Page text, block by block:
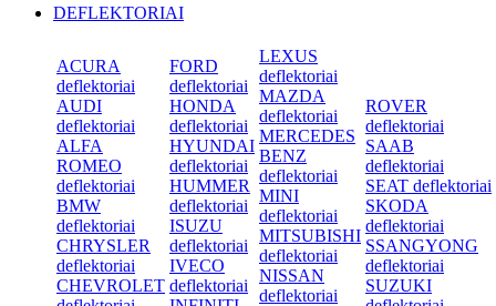
DEFLEKTORIAI
ACURA
deflektoriai
AUDI
deflektoriai
ALFA
ROMEO
deflektoriai
BMW
deflektoriai
CHRYSLER
deflektoriai
CHEVROLET
FORD
deflektoriai
HONDA
deflektoriai
HYUNDAI
deflektoriai
HUMMER
deflektoriai
ISUZU
deflektoriai
IVECO
deflektoriai
LEXUS
deflektoriai
MAZDA
deflektoriai
MERCEDES
BENZ
deflektoriai
MINI
deflektoriai
MITSUBISHI
deflektoriai
NISSAN
deflektoriai
ROVER
deflektoriai
SAAB
deflektoriai
SEAT deflektoriai
SKODA
deflektoriai
SSANGYONG
deflektoriai
SUZUKI